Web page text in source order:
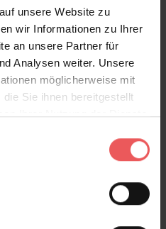
unsere Website zu
wir Informationen zu Ihrer
an unsere Partner für
Analysen weiter. Unsere
möglicherweise mit
Sie ihnen bereitgestellt
Ihrer Nutzung der Dienste
Zahlung
Teilen!